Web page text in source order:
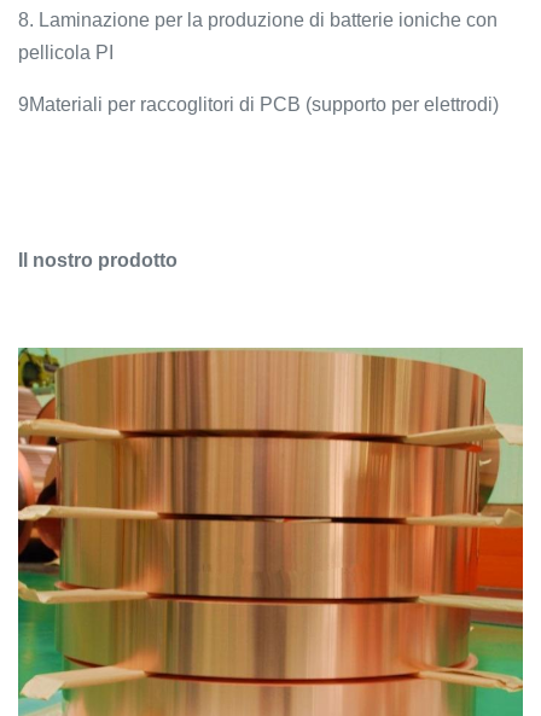
8. Laminazione per la produzione di batterie ioniche con
pellicola PI
9Materiali per raccoglitori di PCB (supporto per elettrodi)
Il nostro prodotto